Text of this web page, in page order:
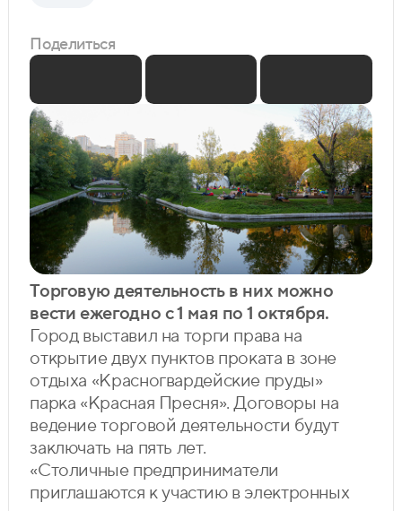
Торговую деятельность в них можно
вести ежегодно с 1 мая по 1 октября.
Город выставил на торги права на
открытие двух пунктов проката в зоне
отдыха «Красногвардейские пруды»
парка «Красная Пресня». Договоры на
ведение торговой деятельности будут
заключать на пять лет.
«Столичные предприниматели
приглашаются к участию в электронных
Поделиться